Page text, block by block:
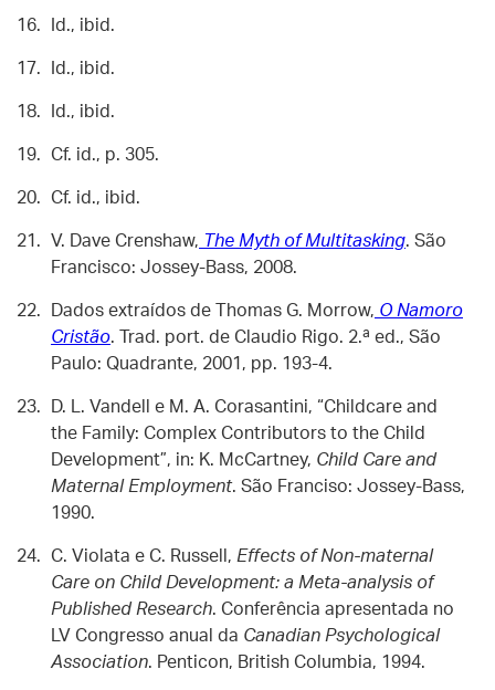
Id., ibid.
Id., ibid.
Id., ibid.
Cf. id., p. 305.
Cf. id., ibid.
V. Dave Crenshaw, The Myth of Multitasking. São
Francisco: Jossey-Bass, 2008.
Dados extraídos de Thomas G. Morrow, O Namoro
Cristão. Trad. port. de Claudio Rigo. 2.ª ed., São
Paulo: Quadrante, 2001, pp. 193-4.
D. L. Vandell e M. A. Corasantini, “Childcare and
the Family: Complex Contributors to the Child
Development”, in: K. McCartney, Child Care and
Maternal Employment. São Franciso: Jossey-Bass,
1990.
C. Violata e C. Russell, Effects of Non-maternal
Care on Child Development: a Meta-analysis of
Published Research. Conferência apresentada no
LV Congresso anual da Canadian Psychological
Association. Penticon, British Columbia, 1994.